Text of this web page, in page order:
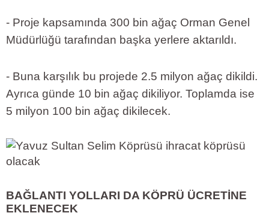
- Proje kapsamında 300 bin ağaç Orman Genel
Müdürlüğü tarafından başka yerlere aktarıldı.
- Buna karşılık bu projede 2.5 milyon ağaç dikildi.
Ayrıca günde 10 bin ağaç dikiliyor. Toplamda ise
5 milyon 100 bin ağaç dikilecek.
BAĞLANTI YOLLARI DA KÖPRÜ ÜCRETİNE
EKLENECEK